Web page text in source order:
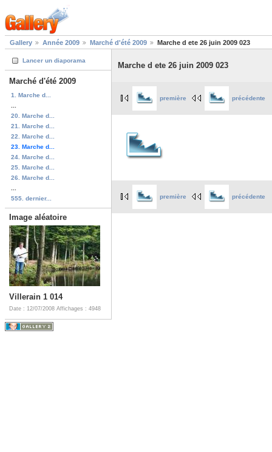
Gallery Année 2009 Marché d'été 2009 Marche d ete 26 juin 2009 023
Lancer un diaporama
Marché d'été 2009
1. Marche d...
20. Marche d...
21. Marche d...
22. Marche d...
23. Marche d...
24. Marche d...
25. Marche d...
26. Marche d...
555. dernier...
Image aléatoire
Villerain 1 014
Date : 12/07/2008 Affichages : 4948
Marche d ete 26 juin 2009 023
première précédente
première précédente